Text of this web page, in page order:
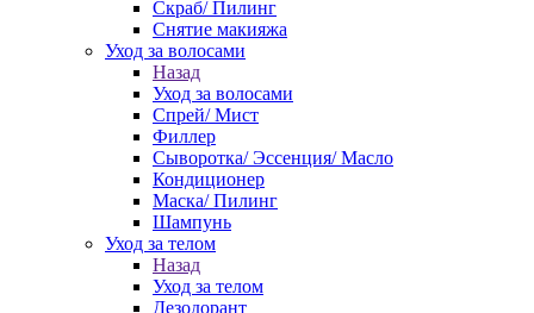
Скраб/ Пилинг
Снятие макияжа
Уход за волосами
Назад
Уход за волосами
Спрей/ Мист
Филлер
Сыворотка/ Эссенция/ Масло
Кондиционер
Маска/ Пилинг
Шампунь
Уход за телом
Назад
Уход за телом
Дезодорант